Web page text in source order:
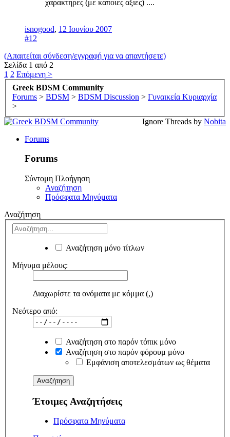
χαρακτηρες (με καποιες αξιες) ....
isnogood, 12 Ιουνίου 2007
#12
(Απαιτείται σύνδεση/εγγραφή για να απαντήσετε)
Σελίδα 1 από 2
1 2 Επόμενη >
Greek BDSM Community
Forums > BDSM > BDSM Discussion > Γυναικεία Κυριαρχία
>
Ignore Threads by Nobita
Forums
Forums
Σύντομη Πλοήγηση
Αναζήτηση
Πρόσφατα Μηνύματα
Αναζήτηση
Αναζήτηση μόνο τίτλων
Μήνυμα μέλους:
Διαχωρίστε τα ονόματα με κόμμα (,)
Νεότερο από:
Αναζήτηση στο παρόν τόπικ μόνο
Αναζήτηση στο παρόν φόρουμ μόνο
Εμφάνιση αποτελεσμάτων ως θέματα
Έτοιμες Αναζητήσεις
Πρόσφατα Μηνύματα